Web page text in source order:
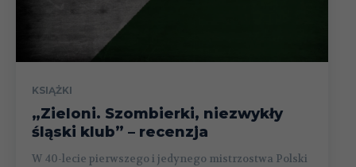
KSIĄŻKI
„Zieloni. Szombierki, niezwykły
śląski klub” – recenzja
W 40-lecie pierwszego i jedynego mistrzostwa Polski